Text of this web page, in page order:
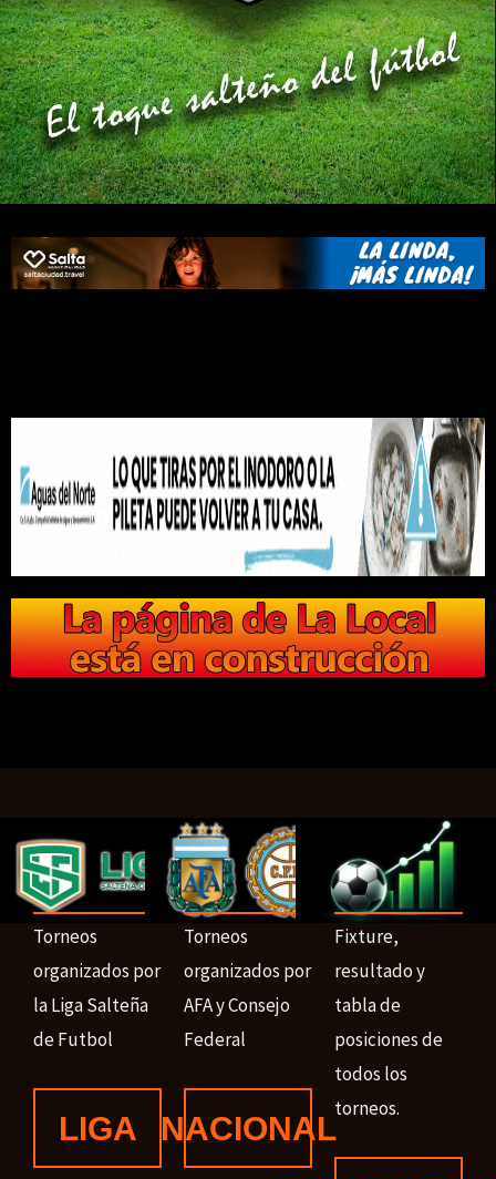
Torneos
organizados por
la Liga Salteña
de Futbol
LIGA
Torneos
organizados por
AFA y Consejo
Federal
NACIONAL
Fixture,
resultado y
tabla de
posiciones de
todos los
torneos.